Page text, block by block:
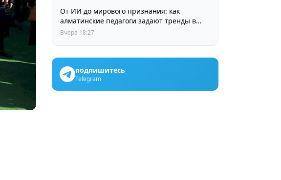
От ИИ до мирового признания: как
алматинские педагоги задают тренды в
изучении языков
Вчера 18:27
подпишитесь
Telegram